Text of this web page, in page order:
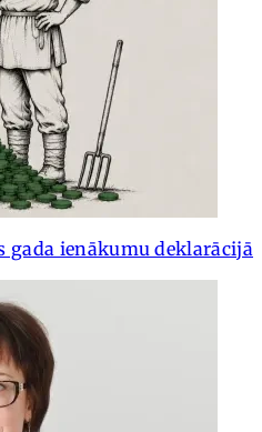
gada ienākumu deklarācijā